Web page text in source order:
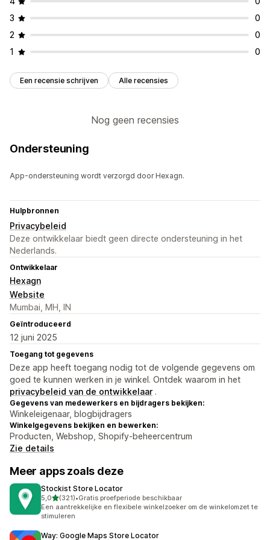
3
0
2
0
1
0
Een recensie schrijven Alle recensies
Nog geen recensies
Ondersteuning
App-ondersteuning wordt verzorgd door Hexagn.
Hulpbronnen
Privacybeleid
Deze ontwikkelaar biedt geen directe ondersteuning in het
Nederlands.
Ontwikkelaar
Hexagn
Website
Mumbai, MH, IN
Geïntroduceerd
12 juni 2025
Toegang tot gegevens
Deze app heeft toegang nodig tot de volgende gegevens om
goed te kunnen werken in je winkel. Ontdek waarom in het
privacybeleid van de ontwikkelaar .
Gegevens van medewerkers en bijdragers bekijken:
Winkeleigenaar, blogbijdragers
Winkelgegevens bekijken en bewerken:
Producten, Webshop, Shopify-beheercentrum
Zie details
Meer apps zoals deze
Stockist Store Locator
5,0van 5 sterren
(321)
321 recensies in totaal
•Gratis proefperiode beschikbaar
Een aantrekkelijke en flexibele winkelzoeker om de winkelomzet te
stimuleren
Way: Google Maps Store Locator